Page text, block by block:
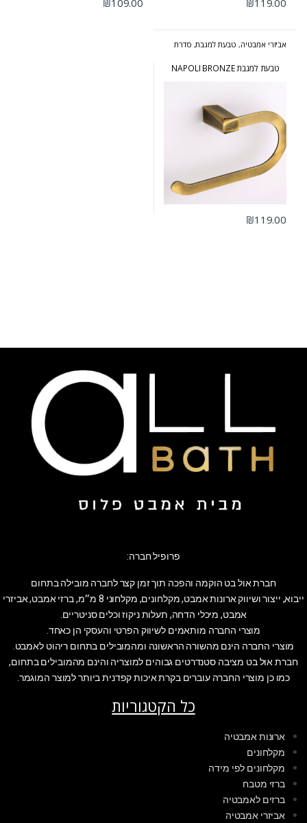
₪119.00
₪109.00
אביזרי אמבטיה, טבעת למגבת, סדרת
טבעת למגבת NAPOLI BRONZE
₪119.00
פרופיל חברה:
חברת אול בט הוקמה והפכה תוך זמן קצר לחברה מובילה בתחום
ייבוא, ייצור ושיווק ארונות אמבט, מקלחונים, מקלחוני 8 מ״מ, ברזי אמבט, אביזרי
אמבט, מיכלי הדחה, תעלות ניקוז וכלים סניטריים.
מוצרי החברה מותאמים לשיווק הפרטי והעסקי הן כאחד.
מוצרי החברה הינם מהשורה הראשונה ומהמובילים בתחום ריהוט לאמבט.
חברת אול בט מציבה סטנדרטים גבוהים למוצריה והינם מהמובילים בתחום,
כמו כן מוצרי החברה עוברים בקרת איכות קפדנית ביותר למוצר המוגמר.
כל הקטגוריות
ארונות אמבטיה
מקלחונים
מקלחונים לפי מידה
ברזי מטבח
ברזים לאמבטיה
אביזרי אמבטיה